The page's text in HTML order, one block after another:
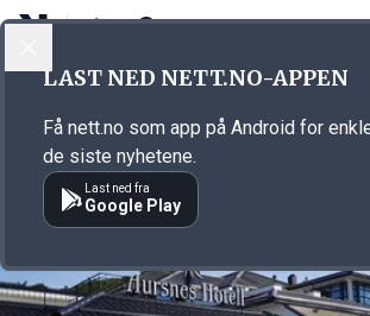
Annonsørinnhold
LAST NED NETT.NO-APPEN
Få nett.no som app på Android for
de siste nyhetene.
Last ned fra
Google Play